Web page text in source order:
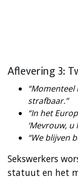
Aflevering 3:
strafbaar.”
“In het
‘Mevrouw, u
“We blijven
Sekswerkers
statuut en het